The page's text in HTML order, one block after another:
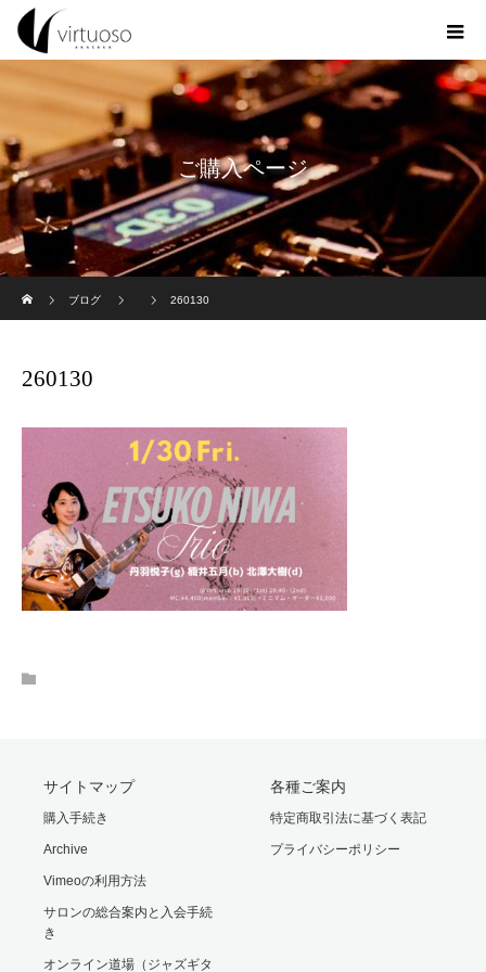
ご購入ページ
ブログ
260130
260130
サイトマップ
購入手続き
Archive
Vimeoの利用方法
サロンの総合案内と入会手続
き
オンライン道場（ジャズギタ
各種ご案内
特定商取引法に基づく表記
プライバシーポリシー